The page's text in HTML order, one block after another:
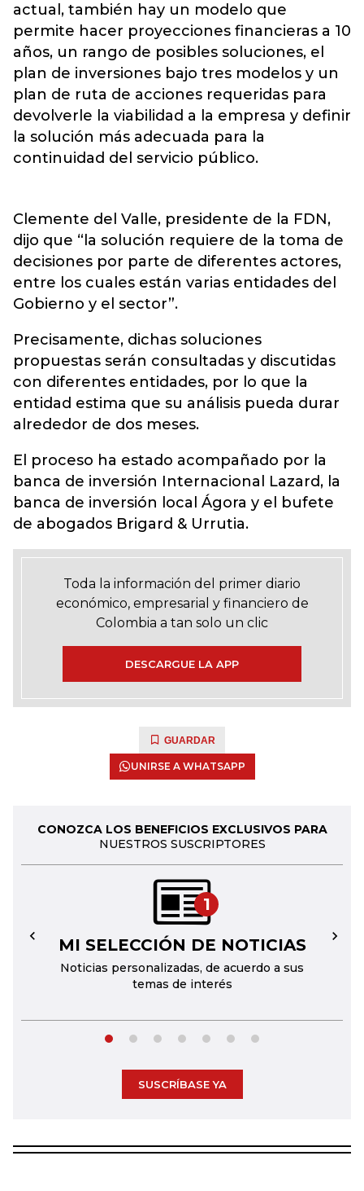
actual, también hay un modelo que
permite hacer proyecciones financieras a 10
años, un rango de posibles soluciones, el
plan de inversiones bajo tres modelos y un
plan de ruta de acciones requeridas para
devolverle la viabilidad a la empresa y definir
la solución más adecuada para la
continuidad del servicio público.
Clemente del Valle, presidente de la FDN,
dijo que “la solución requiere de la toma de
decisiones por parte de diferentes actores,
entre los cuales están varias entidades del
Gobierno y el sector”.
Precisamente, dichas soluciones
propuestas serán consultadas y discutidas
con diferentes entidades, por lo que la
entidad estima que su análisis pueda durar
alrededor de dos meses.
El proceso ha estado acompañado por la
banca de inversión Internacional Lazard, la
banca de inversión local Ágora y el bufete
de abogados Brigard & Urrutia.
Toda la información del primer diario
económico, empresarial y financiero de
Colombia a tan solo un clic
DESCARGUE LA APP
GUARDAR
UNIRSE A WHATSAPP
CONOZCA LOS BENEFICIOS EXCLUSIVOS PARA
NUESTROS SUSCRIPTORES
1
MI SELECCIÓN DE NOTICIAS
Noticias personalizadas, de acuerdo a sus
temas de interés
← →
SUSCRÍBASE YA